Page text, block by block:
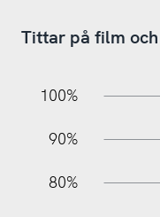
Tittar på film
100%
90%
80%